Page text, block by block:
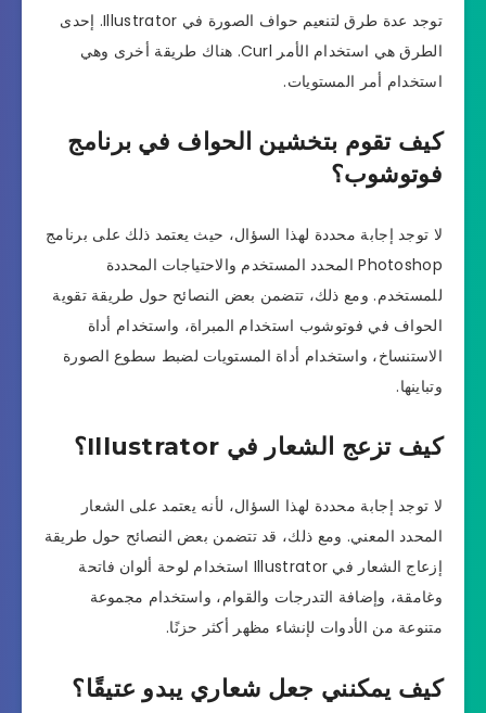
توجد عدة طرق لتنعيم حواف الصورة في Illustrator. إحدى
الطرق هي استخدام الأمر Curl. هناك طريقة أخرى وهي
استخدام أمر المستويات.
كيف تقوم بتخشين الحواف في برنامج
فوتوشوب؟
لا توجد إجابة محددة لهذا السؤال، حيث يعتمد ذلك على برنامج
Photoshop المحدد المستخدم والاحتياجات المحددة
للمستخدم. ومع ذلك، تتضمن بعض النصائح حول طريقة تقوية
الحواف في فوتوشوب استخدام المبراة، واستخدام أداة
الاستنساخ، واستخدام أداة المستويات لضبط سطوع الصورة
وتباينها.
كيف تزعج الشعار في Illustrator؟
لا توجد إجابة محددة لهذا السؤال، لأنه يعتمد على الشعار
المحدد المعني. ومع ذلك، قد تتضمن بعض النصائح حول طريقة
إزعاج الشعار في Illustrator استخدام لوحة ألوان فاتحة
وغامقة، وإضافة التدرجات والقوام، واستخدام مجموعة
متنوعة من الأدوات لإنشاء مظهر أكثر حزنًا.
كيف يمكنني جعل شعاري يبدو عتيقًا؟